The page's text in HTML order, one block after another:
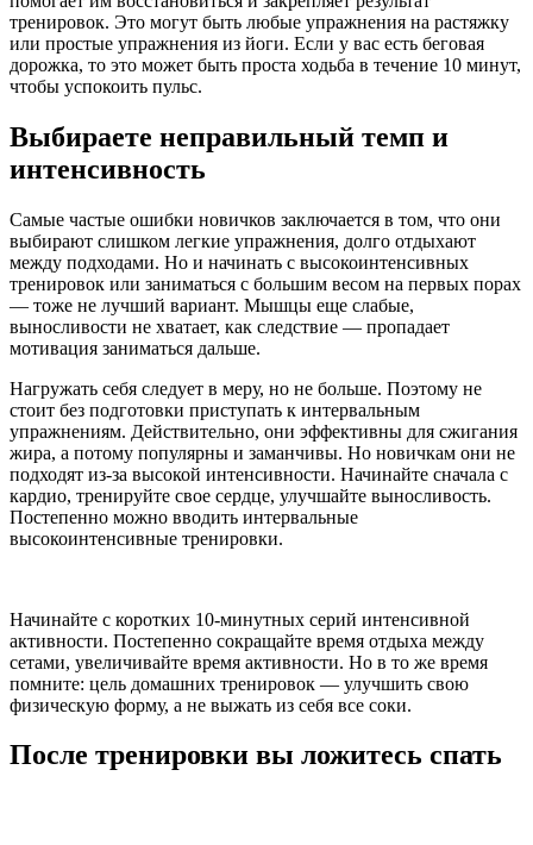
тренировок. Это могут быть любые упражнения на растяжку
или простые упражнения из йоги. Если у вас есть беговая
дорожка, то это может быть проста ходьба в течение 10 минут,
чтобы успокоить пульс.
Выбираете неправильный темп и
интенсивность
Самые частые ошибки новичков заключается в том, что они
выбирают слишком легкие упражнения, долго отдыхают
между подходами. Но и начинать с высокоинтенсивных
тренировок или заниматься с большим весом на первых порах
— тоже не лучший вариант. Мышцы еще слабые,
выносливости не хватает, как следствие — пропадает
мотивация заниматься дальше.
Нагружать себя следует в меру, но не больше. Поэтому не
стоит без подготовки приступать к интервальным
упражнениям. Действительно, они эффективны для сжигания
жира, а потому популярны и заманчивы. Но новичкам они не
подходят из-за высокой интенсивности. Начинайте сначала с
кардио, тренируйте свое сердце, улучшайте выносливость.
Постепенно можно вводить интервальные
высокоинтенсивные тренировки.
Начинайте с коротких 10-минутных серий интенсивной
активности. Постепенно сокращайте время отдыха между
сетами, увеличивайте время активности. Но в то же время
помните: цель домашних тренировок — улучшить свою
физическую форму, а не выжать из себя все соки.
После тренировки вы ложитесь спать